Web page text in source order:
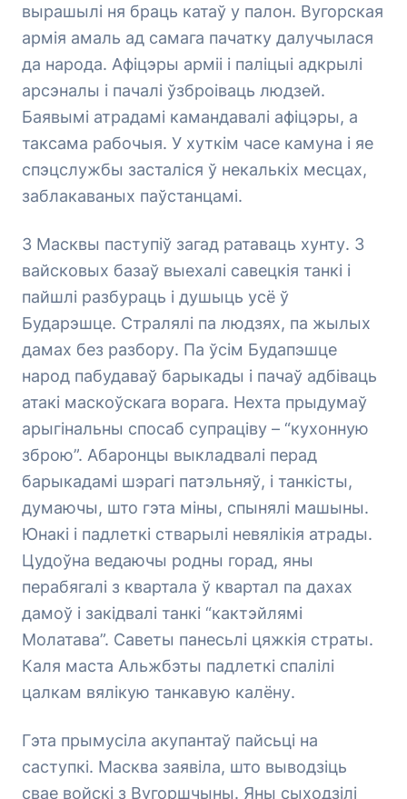
вырашылі ня браць катаў у палон. Вугорская
армія амаль ад самага пачатку далучылася
да народа. Афіцэры арміі і паліцыі адкрылі
арсэналы і пачалі ўзброіваць людзей.
Баявымі атрадамі камандавалі афіцэры, а
таксама рабочыя. У хуткім часе камуна і яе
спэцслужбы засталіся ў некалькіх месцах,
заблакаваных паўстанцамі.
З Масквы паступіў загад ратаваць хунту. З
вайсковых базаў выехалі савецкія танкі і
пайшлі разбураць і душыць усё ў
Бударэшце. Стралялі па людзях, па жылых
дамах без разбору. Па ўсім Будапэшце
народ пабудаваў барыкады і пачаў адбіваць
атакі маскоўскага ворага. Нехта прыдумаў
арыгінальны спосаб супраціву – “кухонную
зброю”. Абаронцы выкладвалі перад
барыкадамі шэрагі патэльняў, і танкісты,
думаючы, што гэта міны, спынялі машыны.
Юнакі і падлеткі стварылі невялікія атрады.
Цудоўна ведаючы родны горад, яны
перабягалі з квартала ў квартал па дахах
дамоў і закідвалі танкі “кактэйлямі
Молатава”. Саветы панесьлі цяжкія страты.
Каля маста Альжбэты падлеткі спалілі
цалкам вялікую танкавую калёну.
Гэта прымусіла акупантаў пайсьці на
саступкі. Масква заявіла, што выводзіць
свае войскі з Вугоршчыны. Яны сыходзілі